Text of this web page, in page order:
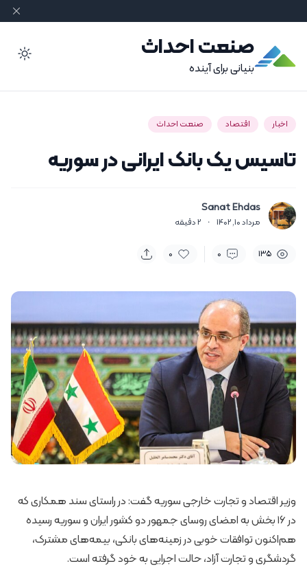
صنعت احداث
بنیانی برای آینده
اخبار اقتصاد صنعت احداث
تاسیس یک بانک ایرانی در سوریه
Sanat Ehdas
مرداد 10, 1402 ·
2دقیقه
135
0
0
وزیر اقتصاد و تجارت خارجی سوریه گفت: در راستای سند همکاری که
در ۱۶ بخش به امضای روسای جمهور دو کشور ایران و سوریه رسیده
هم‌اکنون توافقات خوبی در زمینه‌های بانکی، بیمه‌های مشترک،
گردشگری و تجارت آزاد، حالت اجرایی به خود گرفته است.